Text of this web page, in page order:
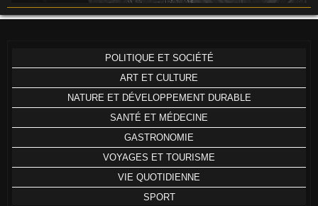
POLITIQUE ET SOCIÉTÉ
ART ET CULTURE
NATURE ET DÉVELOPPEMENT DURABLE
SANTÉ ET MÉDECINE
GASTRONOMIE
VOYAGES ET TOURISME
VIE QUOTIDIENNE
SPORT